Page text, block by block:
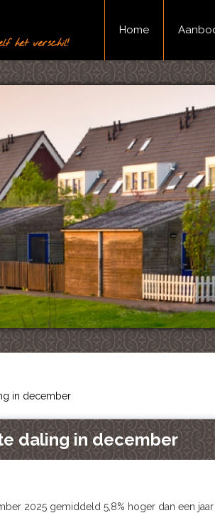
het verschil!
Home
in december
daling in december
2025 gemiddeld 5,8% hoger dan een jaar